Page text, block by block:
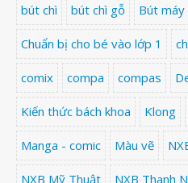
bút chì bút chì gỗ Bút máy
Chuẩn bị cho bé vào lớp 1
comix compa compas
Kiến thức bách khoa Klong
Manga - comic Màu vẽ
NXB Mỹ Thuật NXB Thanh